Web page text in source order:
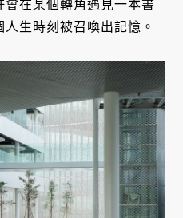
會在某個轉角遇見一本書
生時刻被召喚出記憶。